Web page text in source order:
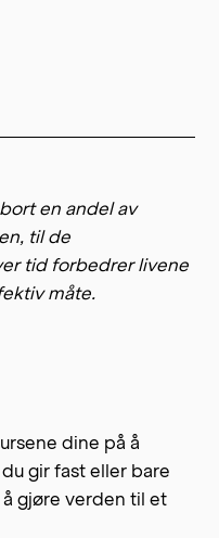
en andel av
til de
tid forbedrer livene
måte.
dine på å
gir fast eller bare
gjøre verden til et